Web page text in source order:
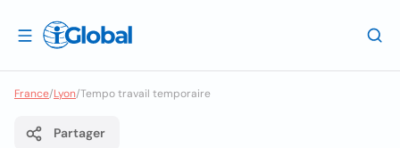
France/Lyon/Tempo travail temporaire
Partager